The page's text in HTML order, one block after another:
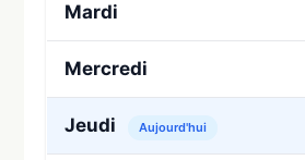
Mardi
Mercredi
Jeudi Aujourd'hui